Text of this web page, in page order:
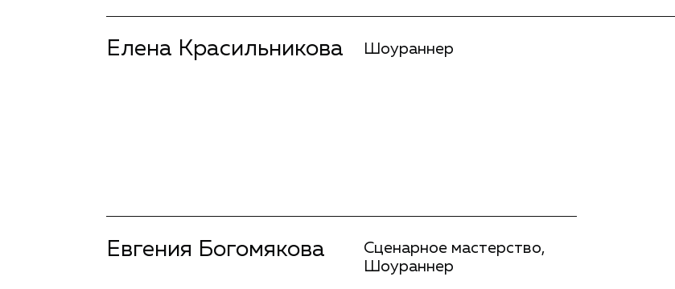
Елена Красильникова Шоураннер
Евгения Богомякова
Сценарное мастерство,
Шоураннер